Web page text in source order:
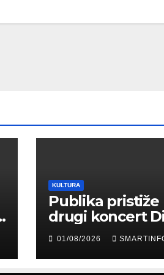
KULTURA
Publika pristiže
drugi koncert
Merlina na
01/08/2026